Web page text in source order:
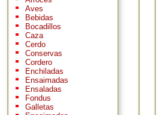
Aves
Bebidas
Bocadillos
Caza
Cerdo
Conservas
Cordero
Enchiladas
Ensaimadas
Ensaladas
Fondus
Galletas